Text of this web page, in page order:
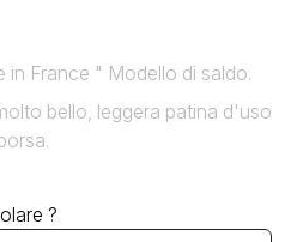
in France " Modello di saldo.
bello, leggera patina d'uso
?